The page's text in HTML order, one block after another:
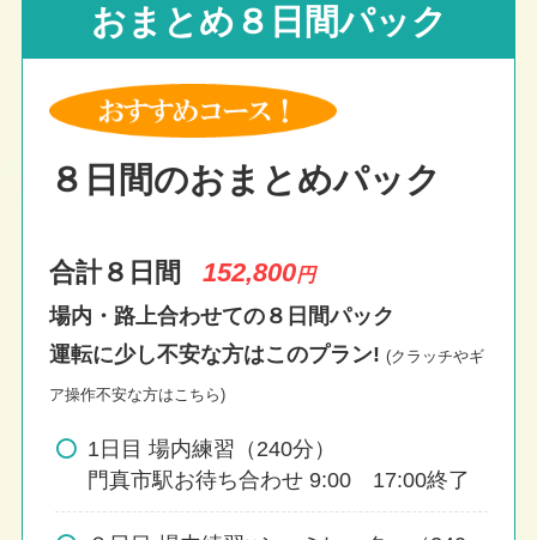
おまとめ８日間パック
８日間のおまとめパック
合計８日間 152,800円
場内・路上合わせての８日間パック
運転に少し不安な方はこのプラン! (クラッチやギ
ア操作不安な方はこちら)
1日目 場内練習（240分）
門真市駅お待ち合わせ 9:00 17:00終了